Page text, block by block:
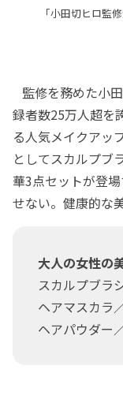
「小田切ヒロ監
監修を務めた小
録者数25万人超を
る人気メイクアッ
としてスカルプブ
華3点セットが登
せない。健康的な
大人の女性の
スカルプブラ
ヘアマスカラ
ヘアパウダー